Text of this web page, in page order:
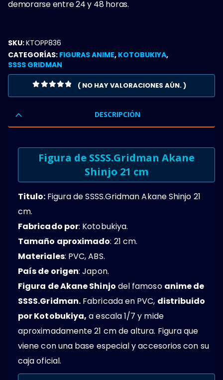
demorarse entre 24 y 48 horas.
SKU:KTOPP836
CATEGORÍAS: FIGURAS ANIME, KOTOBUKIYA,
SSSS GRIDMAN
( NO HAY VALORACIONES AÚN. )
DESCRIPCIÓN
Figura de SSSS.Gridman Akane
Shinjo 21 cm
Titulo: Figura de SSSS.Gridman Akane Shinjo 21
cm.
Fabricado por: Kotobukiya.
Tamaño aproximado: 21 cm.
Materiales: PVC, ABS.
País de origen: Japon.
Figura de Akane Shinjo del famoso anime de
SSSS.Gridman. Fabricada en PVC, distribuido
por Kotobukiya, a escala 1/7 y mide
aproximadamente 21 cm de altura. Figura que
viene con una base especial y accesorios con su
caja oficial.